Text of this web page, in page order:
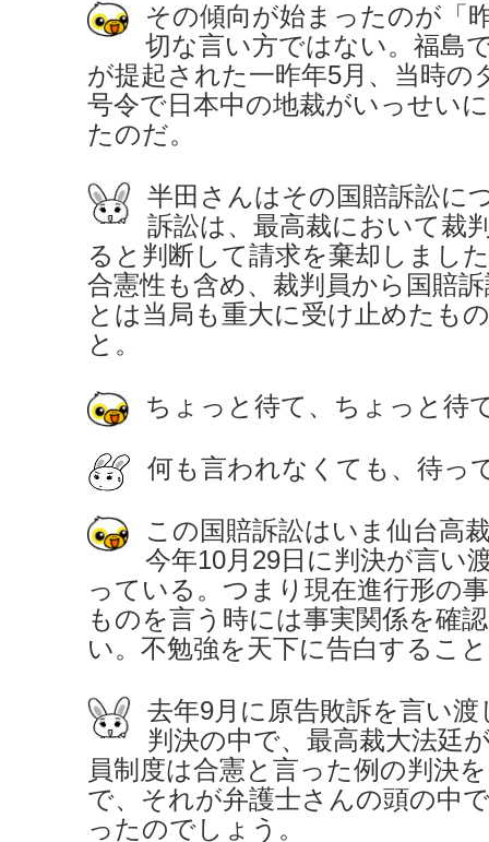
その傾向が始まったのが「
切な言い方ではない。福島
が提起された一昨年5月、当時の
号令で日本中の地裁がいっせい
たのだ。
半田さんはその国賠訴訟に
訴訟は、最高裁において裁
ると判断して請求を棄却しまし
合憲性も含め、裁判員から国賠
とは当局も重大に受け止めたも
と。
ちょっと待て、ちょっと待
何も言われなくても、待っ
この国賠訴訟はいま仙台高
今年10月29日に判決が言い
っている。つまり現在進行形の
ものを言う時には事実関係を確
い。不勉強を天下に告白するこ
去年9月に原告敗訴を言い
判決の中で、最高裁大法廷
員制度は合憲と言った例の判決
で、それが弁護士さんの頭の中
ったのでしょう。